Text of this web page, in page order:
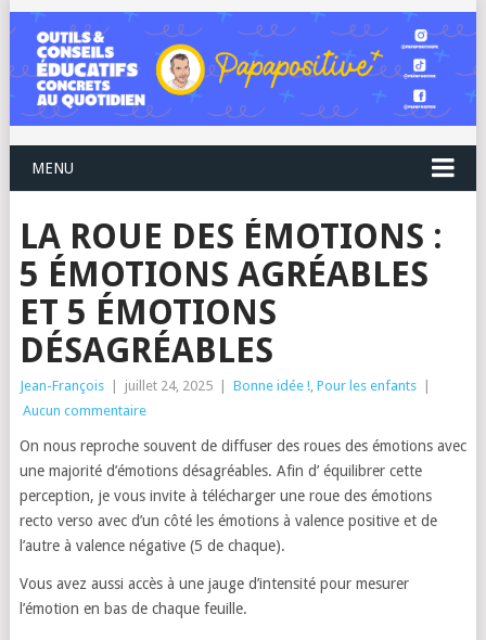
MENU
LA ROUE DES ÉMOTIONS :
5 ÉMOTIONS AGRÉABLES
ET 5 ÉMOTIONS
DÉSAGRÉABLES
Jean-François juillet 24, 2025 Bonne idée !, Pour les enfants
Aucun commentaire
On nous reproche souvent de diffuser des roues des émotions avec
une majorité d’émotions désagréables. Afin d’ équilibrer cette
perception, je vous invite à télécharger une roue des émotions
recto verso avec d’un côté les émotions à valence positive et de
l’autre à valence négative (5 de chaque).
Vous avez aussi accès à une jauge d’intensité pour mesurer
l’émotion en bas de chaque feuille.